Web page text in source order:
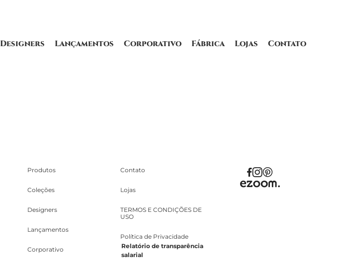
Designers Lançamentos Corporativo Fábrica Lojas Contato
Produtos
Coleções
Designers
Lançamentos
Corporativo
Contato
Lojas
TERMOS E CONDIÇÕES DE
USO
Política de Privacidade
Relatório de transparência
salarial